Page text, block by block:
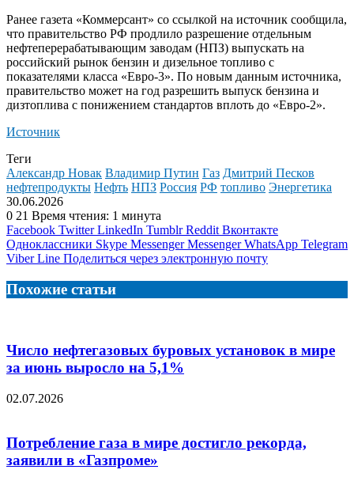
Ранее газета «Коммерсант» со ссылкой на источник сообщила,
что правительство РФ продлило разрешение отдельным
нефтеперерабатывающим заводам (НПЗ) выпускать на
российский рынок бензин и дизельное топливо с
показателями класса «Евро-3». По новым данным источника,
правительство может на год разрешить выпуск бензина и
дизтоплива с понижением стандартов вплоть до «Евро-2».
Источник
Теги
Александр Новак Владимир Путин Газ Дмитрий Песков
нефтепродукты Нефть НПЗ Россия РФ топливо Энергетика
30.06.2026
0 21 Время чтения: 1 минута
Facebook Twitter LinkedIn Tumblr Reddit Вконтакте
Одноклассники Skype Messenger Messenger WhatsApp Telegram
Viber Line Поделиться через электронную почту
Похожие статьи
Число нефтегазовых буровых установок в мире
за июнь выросло на 5,1%
02.07.2026
Потребление газа в мире достигло рекорда,
заявили в «Газпроме»